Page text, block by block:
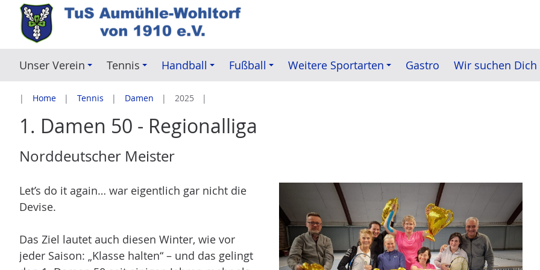
Unser Verein Tennis Handball Fußball Weitere Sportarten Gastro Wir suchen Dich
Home Tennis Damen 2025
1. Damen 50 - Regionalliga
Norddeutscher Meister
Let’s do it again… war eigentlich gar nicht die
Devise.
Das Ziel lautet auch diesen Winter, wie vor
jeder Saison: „Klasse halten“ – und das gelingt